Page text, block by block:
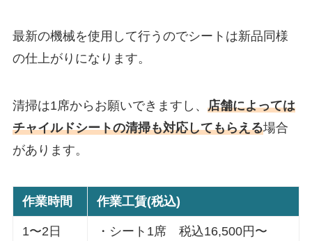
最新の機械を使用して行うのでシートは新品同様
の仕上がりになります。
清掃は1席からお願いできますし、 店舗によっては
チャイルドシートの清掃も対応してもらえる場合
があります。
作業時間 作業工賃(税込)
1〜2日
・シート1席 税込16,500円〜